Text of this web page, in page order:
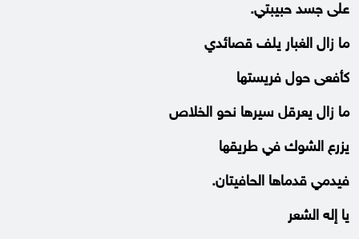
على جسد حبيبتي.
ما زال الغبار يلف قصائدي
كأفعى حول فريستها
ما زال يعرقل سيرها نحو الخلاص
يزرع الشوك في طريقها
فيدمي قدماها الحافيتان.
يا إله الشعر